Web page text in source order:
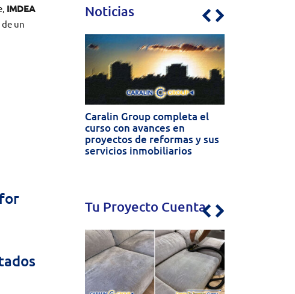
IMDEA
un
Noticias
Caralin Group completa el
curso con avances en
proyectos de reformas y sus
servicios inmobiliarios
Tu Proyecto Cuenta